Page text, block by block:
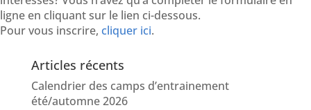
ligne en cliquant sur le lien ci-dessous.
Pour vous inscrire, cliquer ici.
Articles récents
Calendrier des camps d’entrainement
été/automne 2026